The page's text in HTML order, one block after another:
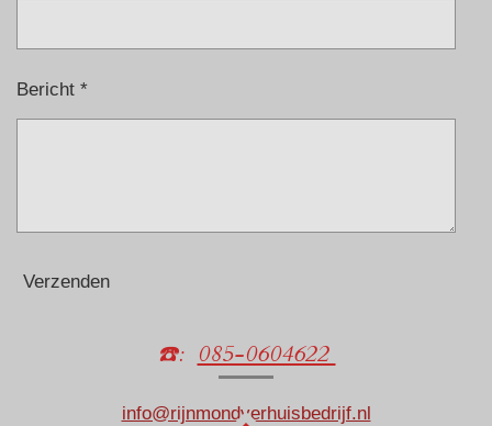
Bericht *
Verzenden
☎️: 085-0604622
info@rijnmondverhuisbedrijf.nl